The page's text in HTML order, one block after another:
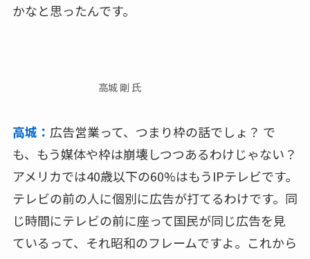
かなと思ったんです。
高城 剛 氏
高城： 広告営業って、つまり枠の話でしょ？ で
も、もう媒体や枠は崩壊しつつあるわけじゃない？
アメリカでは40歳以下の60%はもうIPテレビです。
テレビの前の人に個別に広告が打てるわけです。同
じ時間にテレビの前に座って国民が同じ広告を見
ているって、それ昭和のフレームですよ。これから